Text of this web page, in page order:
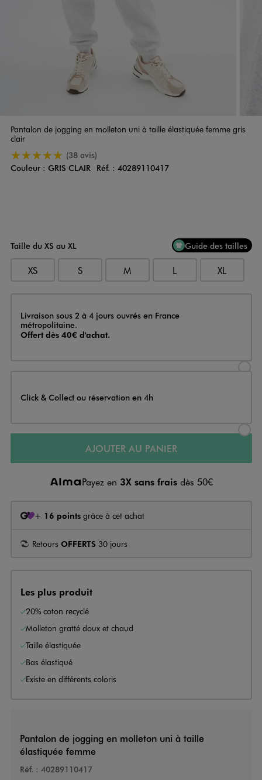
Pantalon de jogging en molleton uni à taille élastiquée femme gris
clair
5/5 de moyenne(38 avis)
Couleur
Couleur : GRIS CLAIR Réf. : 40289110417
Taille du XS au XL Guide des tailles
XS S M L XL
Livraison
Livraison sous 2 à 4 jours ouvrés en France
métropolitaine.
Offert dès 40€ d'achat.
Click & Collect ou réservation en 4h
AJOUTER AU PANIER
Payez en 3X sans frais dès 50€
+ 16 points grâce à cet achat
Retours OFFERTS 30 jours
Les plus produit
20% coton recyclé
Molleton gratté doux et chaud
Taille élastiquée
Bas élastiqué
Existe en différents coloris
Pantalon de jogging en molleton uni à taille
élastiquée femme
Réf. : 40289110417